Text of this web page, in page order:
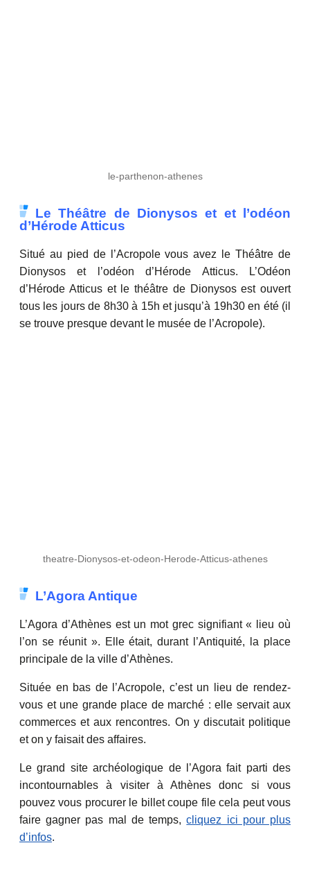
le-parthenon-athenes
Le Théâtre de Dionysos et et l’odéon
d’Hérode Atticus
Situé au pied de l’Acropole vous avez le Théâtre de
Dionysos et l’odéon d’Hérode Atticus. L’Odéon
d’Hérode Atticus et le théâtre de Dionysos est ouvert
tous les jours de 8h30 à 15h et jusqu’à 19h30 en été (il
se trouve presque devant le musée de l’Acropole).
theatre-Dionysos-et-odeon-Herode-Atticus-athenes
L’Agora Antique
L’Agora d’Athènes est un mot grec signifiant « lieu où
l’on se réunit ». Elle était, durant l’Antiquité, la place
principale de la ville d’Athènes.
Située en bas de l’Acropole, c’est un lieu de rendez-
vous et une grande place de marché : elle servait aux
commerces et aux rencontres. On y discutait politique
et on y faisait des affaires.
Le grand site archéologique de l’Agora fait parti des
incontournables à visiter à Athènes donc si vous
pouvez vous procurer le billet coupe file cela peut vous
faire gagner pas mal de temps,cliquez ici pour plus
d’infos.